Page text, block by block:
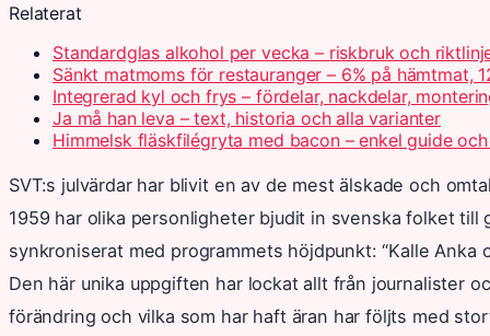
Relaterat
Standardglas alkohol per vecka – riskbruk och
Sänkt matmoms för restauranger – 6% på hämtmat,
Integrerad kyl och frys – fördelar, nackdelar,
Ja må han leva – text, historia och alla varianter
Himmelsk fläskfilégryta med bacon – enkel guide
SVT:s julvärdar har blivit en av de mest älskade och
1959 har olika personligheter bjudit in svenska folket
synkroniserat med programmets höjdpunkt: “Kalle Anka
Den här unika uppgiften har lockat allt från journalister
förändring och vilka som har haft äran har följts med